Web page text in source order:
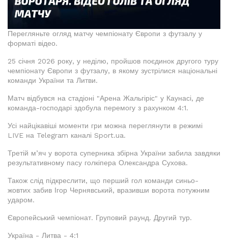
Перегляньте огляд матчу чемпіонату Європи з футзалу у
форматі відео.
25 січня 2026 року, у неділю, пройшов поєдинок другого туру
чемпіонату Європи з футзалу, в якому зустрілися національні
команди України та Литви.
Матч відбувся на стадіоні "Арена Жальгіріс" у Каунасі, де
команда-господарі здобула перемогу з рахунком 4:1.
Усі найцікавіші моменти гри можна переглянути в режимі
LIVE на Telegram каналі Sport.ua.
Третій м’яч у ворота суперника збірна України забила завдяки
результативному пасу голкіпера Олександра Сухова.
Також слід підкреслити, що перший гол команди синьо-
жовтих забив Ігор Чернявський, вразивши ворота потужним
ударом.
Європейський чемпіонат. Груповий раунд. Другий тур.
Україна - Литва - 4:1